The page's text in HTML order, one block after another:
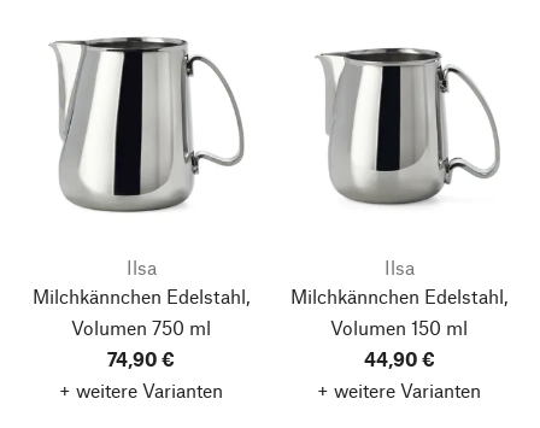
Ilsa
Milchkännchen Edelstahl,
Volumen 750 ml
74,90 €
+ weitere Varianten
Ilsa
Milchkännchen Edelstahl,
Volumen 150 ml
44,90 €
+ weitere Varianten